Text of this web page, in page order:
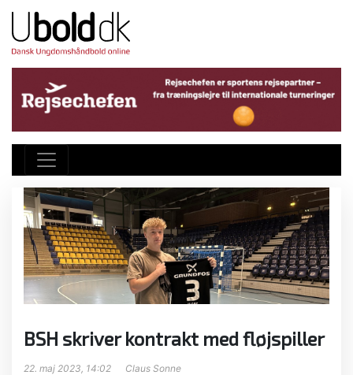
BSH skriver kontrakt med fløjspiller
22. maj 2023, 14:02 Claus Sonne